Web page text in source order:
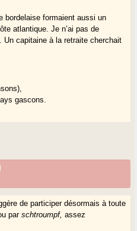
bordelaise formaient aussi un
atlantique. Je n’ai pas de
capitaine à la retraite cherchait
gascons.
de participer désormais à toute
parschtroumpf, assez